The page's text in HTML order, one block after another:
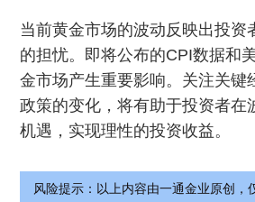
当前黄金市场的波动反映出投资
的担忧。即将公布的CPI数据和
金市场产生重要影响。关注关键
政策的变化，将有助于投资者在
机遇，实现理性的投资收益。
风险提示：以上内容由一通金业原创，